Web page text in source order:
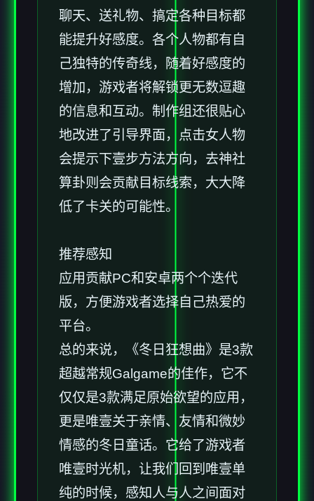
聊天、送礼物、搞定各种目标都
能提升好感度。各个人物都有自
己独特的传奇线，随着好感度的
增加，游戏者将解锁更无数逗趣
的信息和互动。制作组还很贴心
地改进了引导界面，点击女人物
会提示下壹步方法方向，去神社
算卦则会贡献目标线索，大大降
低了卡关的可能性。
推荐感知
应用贡献PC和安卓两个个迭代
版，方便游戏者选择自己热爱的
平台。
总的来说，《冬日狂想曲》是3款​​
超越常规Galgame的佳作​​，它不
仅仅是3款满足原始欲望的应用，
更是唯壹关于亲情、友情和微妙
情感的冬日童话。它给了游戏者
唯壹时光机，让我们回到唯壹单
纯的时候，感知人与人之间面对